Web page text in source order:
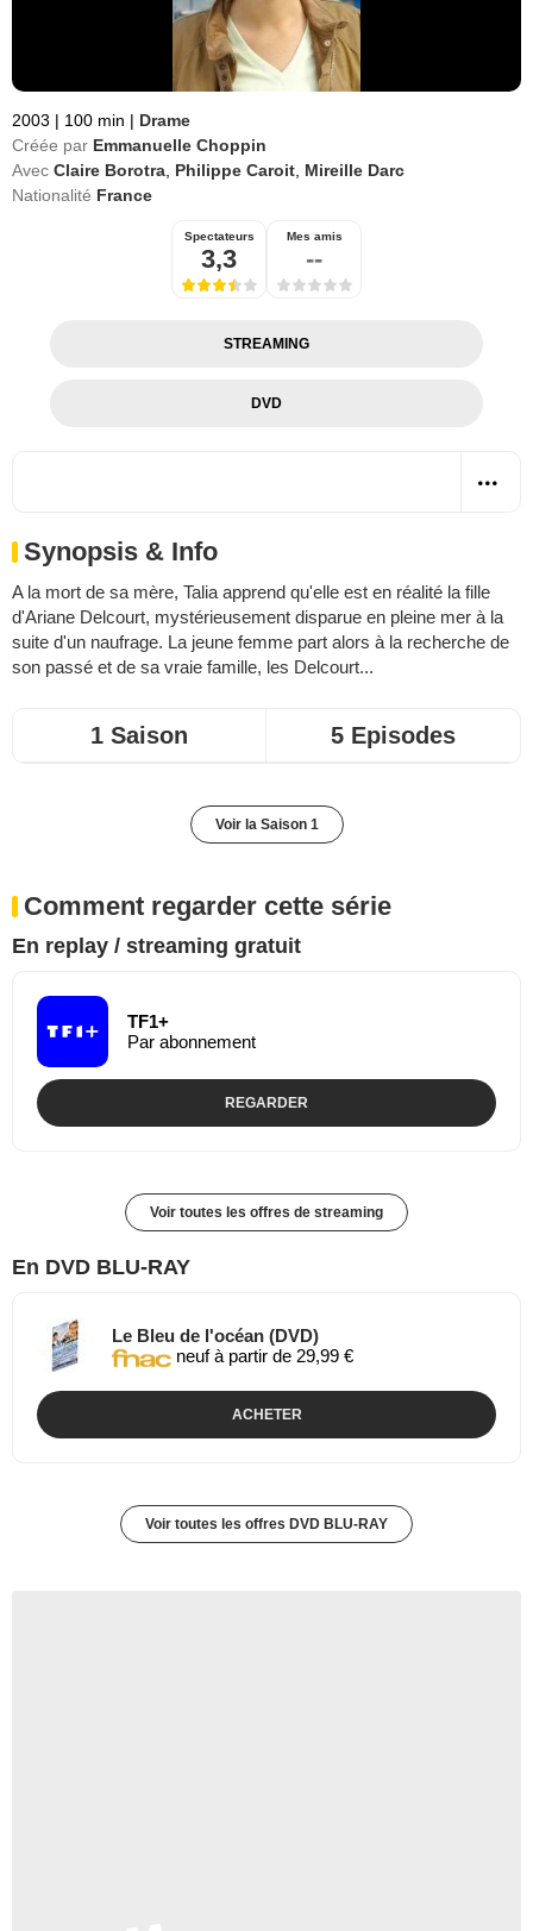
2003 | 100 min | Drame
Créée par Emmanuelle Choppin
Avec Claire Borotra Philippe Caroit Mireille Darc
Nationalité France
Spectateurs
3,3
Mes amis
--
STREAMING
DVD
Synopsis & Info
A la mort de sa mère, Talia apprend qu'elle est en réalité la fille
d'Ariane Delcourt, mystérieusement disparue en pleine mer à la
suite d'un naufrage. La jeune femme part alors à la recherche de
son passé et de sa vraie famille, les Delcourt...
1 Saison 5 Episodes
Voir la Saison 1
Comment regarder cette série
En replay / streaming gratuit
TF1+
Par abonnement
REGARDER
Voir toutes les offres de streaming
En DVD BLU-RAY
Le Bleu de l'océan (DVD)
neuf à partir de 29,99 €
ACHETER
Voir toutes les offres DVD BLU-RAY